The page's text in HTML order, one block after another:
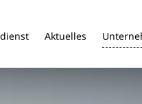
Aktuelles